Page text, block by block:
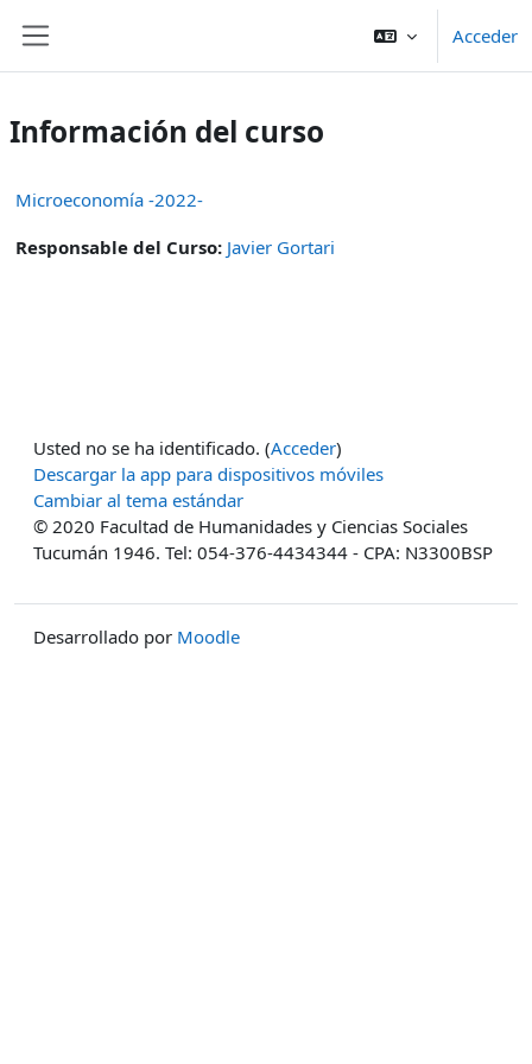
Acceder
Información del curso
Microeconomía -2022-
Responsable del Curso: Javier Gortari
Usted no se ha identificado. (Acceder)
Descargar la app para dispositivos móviles
Cambiar al tema estándar
© 2020 Facultad de Humanidades y Ciencias Sociales
Tucumán 1946. Tel: 054-376-4434344 - CPA: N3300BSP
Desarrollado por Moodle